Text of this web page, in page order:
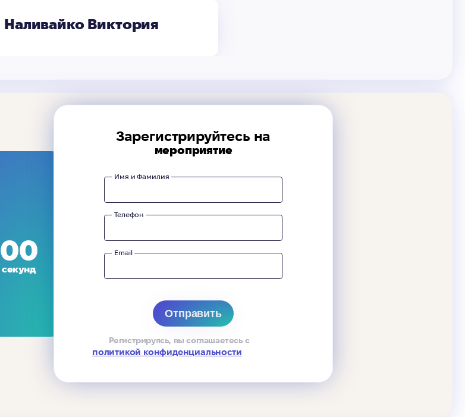
Наливайко Виктория
00
секунд
Зарегистрируйтесь на
мероприятие
Имя и Фамилия
Телефон
Email
Регистрируясь, вы соглашаетесь с
политикой конфиденциальности